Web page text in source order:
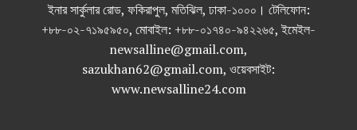
ইনার সার্কুলার রোড, ফকিরাপুল, মতিঝিল, ঢাকা-১০০০। টেলিফোন:
+৮৮-০২-৭১৯৫৯৫০, মোবাইল: +৮৮-০১৭৪০-৯৪২২৬৫, ইমেইল-
newsalline@gmail.com,
sazukhan62@gmail.com, ওয়েবসাইট:
www.newsalline24.com